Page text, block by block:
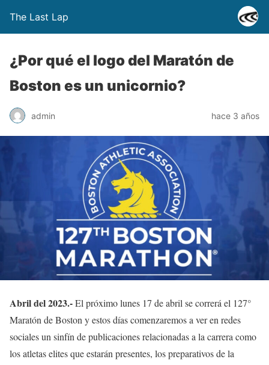
The Last Lap
¿Por qué el logo del Maratón de
Boston es un unicornio?
admin hace 3 años
Abril del 2023.-El próximo lunes 17 de abril se correrá el 127°
Maratón de Boston y estos días comenzaremos a ver en redes
sociales un sinfín de publicaciones relacionadas a la carrera como
los atletas elites que estarán presentes, los preparativos de la